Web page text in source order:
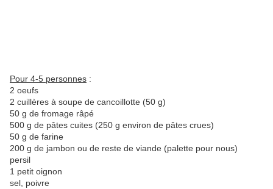
Pour 4-5 personnes :
2 oeufs
2 cuillères à soupe de cancoillotte (50 g)
50 g de fromage râpé
500 g de pâtes cuites (250 g environ de pâtes crues)
50 g de farine
200 g de jambon ou de reste de viande (palette pour nous)
persil
1 petit oignon
sel, poivre